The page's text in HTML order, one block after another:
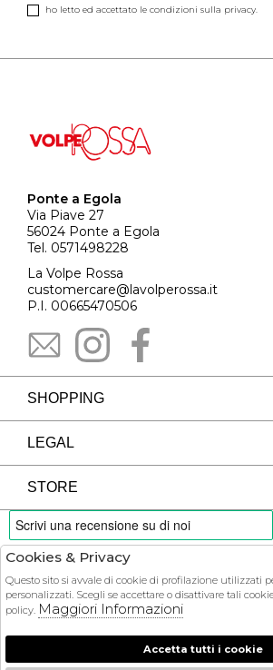
ho letto ed accettato le condizioni sulla privacy.
Ponte a Egola
Via Piave 27
56024 Ponte a Egola
Tel. 0571498228
La Volpe Rossa
customercare@lavolperossa.it
P.I. 00665470506
SHOPPING
LEGAL
STORE
PAYMENTS
COURIER
Cookies & Privacy
Questo sito si avvale di cookie di profilazione utilizzati
personalizzati. Scegli se accettare o disattivare tali
policy. Maggiori Informazioni
Accetta tutti i cookie